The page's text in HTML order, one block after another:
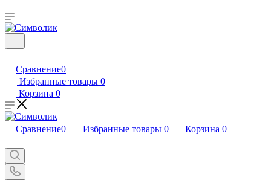
Сравнение0
Избранные товары 0
Корзина 0
Сравнение0 Избранные товары 0 Корзина 0